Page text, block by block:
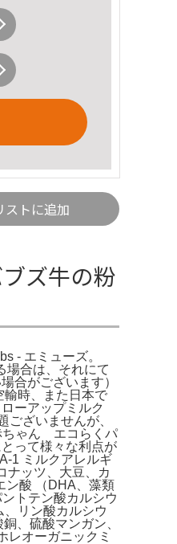
ストに追加
ズ牛の粉
- エミューズ。
場合は、それにて
合がございます）
時、また日本で
ーアップミルク
ざいませんが、
ちゃん エコらくパ
って様々な利点が
1 ミルクアレルギ
ナッツ、大豆、カ
ン酸 （DHA、藻類
トテン酸カルシウ
リン酸カルシウ
、硫酸マンガン、
オーガニックミ